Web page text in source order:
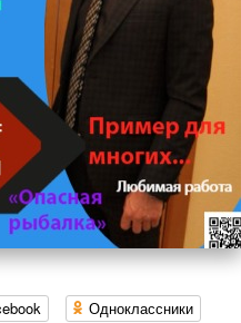
Одноклассники